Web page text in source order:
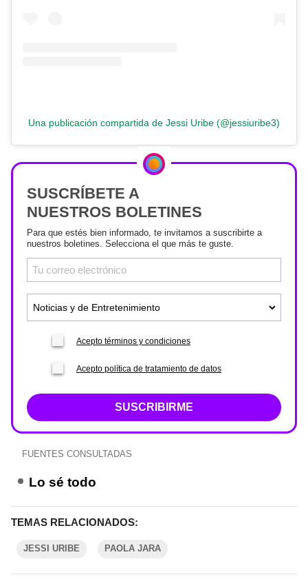
Una publicación compartida de Jessi Uribe (@jessiuribe3)
SUSCRÍBETE A
NUESTROS BOLETINES
Para que estés bien informado, te invitamos a suscribirte a
nuestros boletines. Selecciona el que más te guste.
Acepto términos y condiciones
Acepto política de tratamiento de datos
SUSCRIBIRME
FUENTES CONSULTADAS
Lo sé todo
TEMAS RELACIONADOS:
JESSI URIBE PAOLA JARA